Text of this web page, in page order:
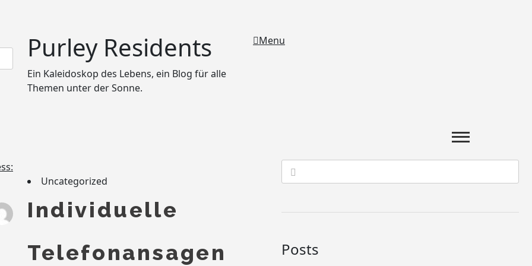
Purley Residents
Ein Kaleidoskop des Lebens, ein Blog für alle
Themen unter der Sonne.
Menu
Uncategorized
Individuelle
Telefonansagen
Posts